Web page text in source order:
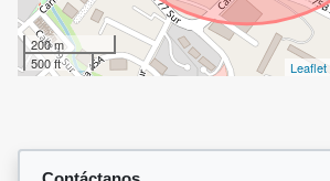
200 m
500 ft
Leaflet